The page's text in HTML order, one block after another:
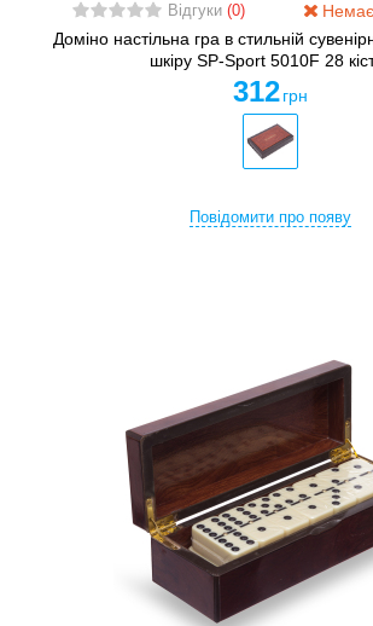
Відгуки(0)
Немає
Доміно настільна гра в стильній
шкіру SP-Sport 5010F 28
312 грн
Повідомити про появу